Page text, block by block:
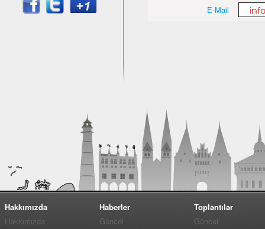
E-Mail
Hakkımızda
Hakkımızda
Haberler
Güncel
Toplantılar
Güncel